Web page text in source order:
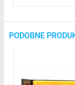
PODOBNE